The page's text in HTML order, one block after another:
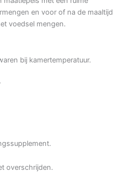
en voor of na de maaltijd
voedsel mengen.
bij kamertemperatuur.
overschrijden.